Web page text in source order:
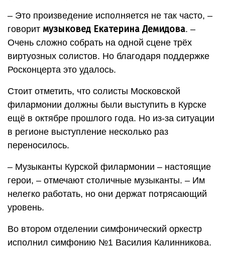
– Это произведение исполняется не так часто, –
говорит музыковед Екатерина Демидова. –
Очень сложно собрать на одной сцене трёх
виртуозных солистов. Но благодаря поддержке
Росконцерта это удалось.
Стоит отметить, что солисты Московской
филармонии должны были выступить в Курске
ещё в октябре прошлого года. Но из-за ситуации
в регионе выступление несколько раз
переносилось.
– Музыканты Курской филармонии – настоящие
герои, – отмечают столичные музыканты. – Им
нелегко работать, но они держат потрясающий
уровень.
Во втором отделении симфонический оркестр
исполнил симфонию №1 Василия Калинникова.